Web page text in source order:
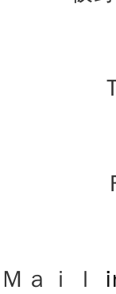
Ｍａｉｌ